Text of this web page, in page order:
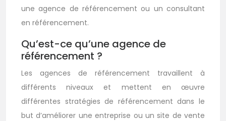
une agence de référencement ou un consultant
en référencement.
Qu’est-ce qu’une agence de
référencement ?
Les agences de référencement travaillent à
différents niveaux et mettent en œuvre
différentes stratégies de référencement dans le
but d’améliorer une entreprise ou un site de vente